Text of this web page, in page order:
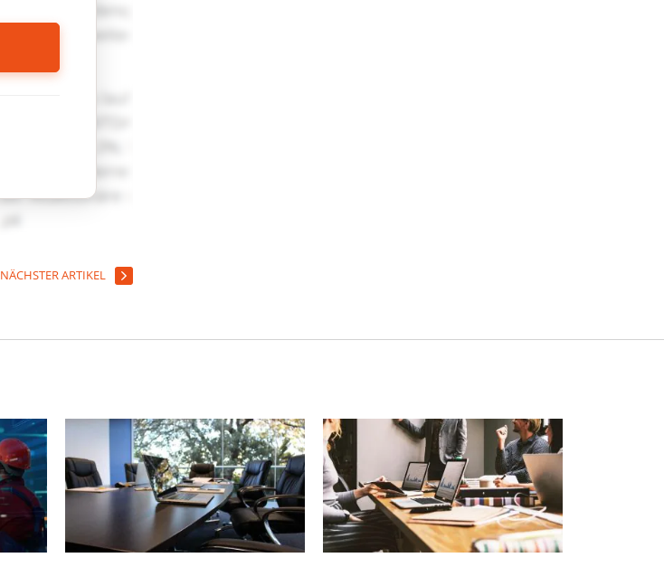
NÄCHSTER ARTIKEL